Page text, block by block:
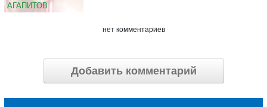
АГАПИТОВ
нет комментариев
Добавить комментарий